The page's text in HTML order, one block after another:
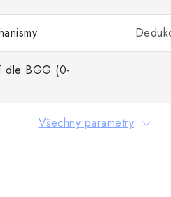
dle BGG (0-
Všechny parametry